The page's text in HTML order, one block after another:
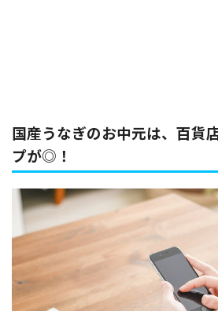
国産うなぎのお中元は、百貨
プが◎！